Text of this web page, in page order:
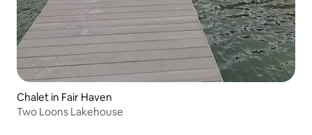
Chalet in Fair Haven
Two Loons Lakehouse